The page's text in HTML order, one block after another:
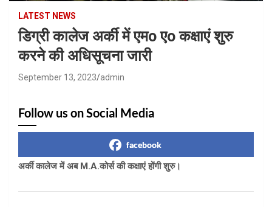
LATEST NEWS
डिग्री कालेज अर्की में एमo एo कक्षाएं शुरु
करने की अधिसूचना जारी
September 13, 2023 admin
Follow us on Social Media
facebook
अर्की कालेज में अब M.A.कोर्स की कक्षाएं होंगी शुरु।